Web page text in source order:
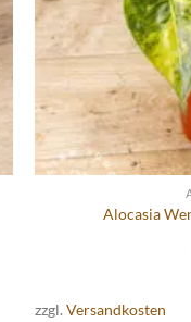
Alocasia
zzgl. Versandkosten